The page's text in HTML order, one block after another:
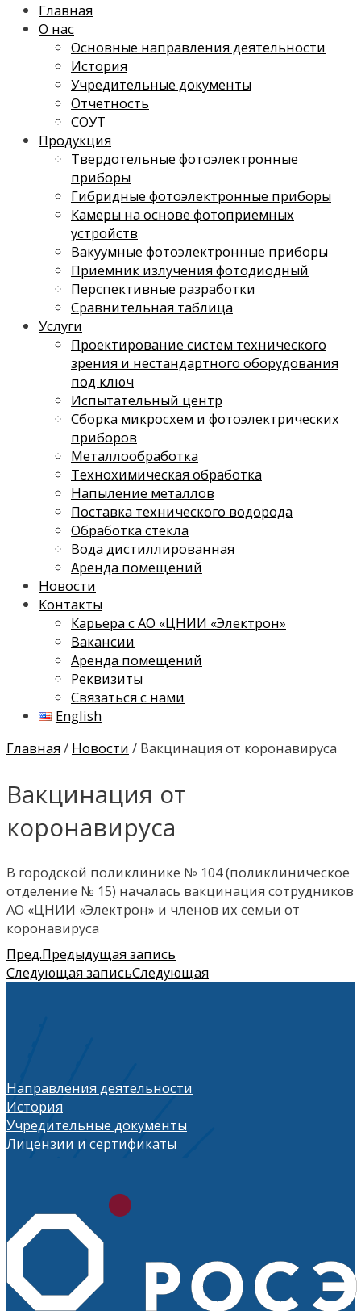
Главная
О нас
Основные направления деятельности
История
Учредительные документы
Отчетность
СОУТ
Продукция
Твердотельные фотоэлектронные
приборы
Гибридные фотоэлектронные приборы
Камеры на основе фотоприемных
устройств
Вакуумные фотоэлектронные приборы
Приемник излучения фотодиодный
Перспективные разработки
Сравнительная таблица
Услуги
Проектирование систем технического
зрения и нестандартного оборудования
под ключ
Испытательный центр
Сборка микросхем и фотоэлектрических
приборов
Металлообработка
Технохимическая обработка
Напыление металлов
Поставка технического водорода
Обработка стекла
Вода дистиллированная
Аренда помещений
Новости
Контакты
Карьера с АО «ЦНИИ «Электрон»
Вакансии
Аренда помещений
Реквизиты
Связаться с нами
English
Главная/ Новости / Вакцинация от коронавируса
Вакцинация от
коронавируса
В городской поликлинике № 104 (поликлиническое
отделение № 15) началась вакцинация сотрудников
АО «ЦНИИ «Электрон» и членов их семьи от
коронавируса
Пред.Предыдущая запись
Следующая записьСледующая
Направления деятельности
История
Учредительные документы
Лицензии и сертификаты